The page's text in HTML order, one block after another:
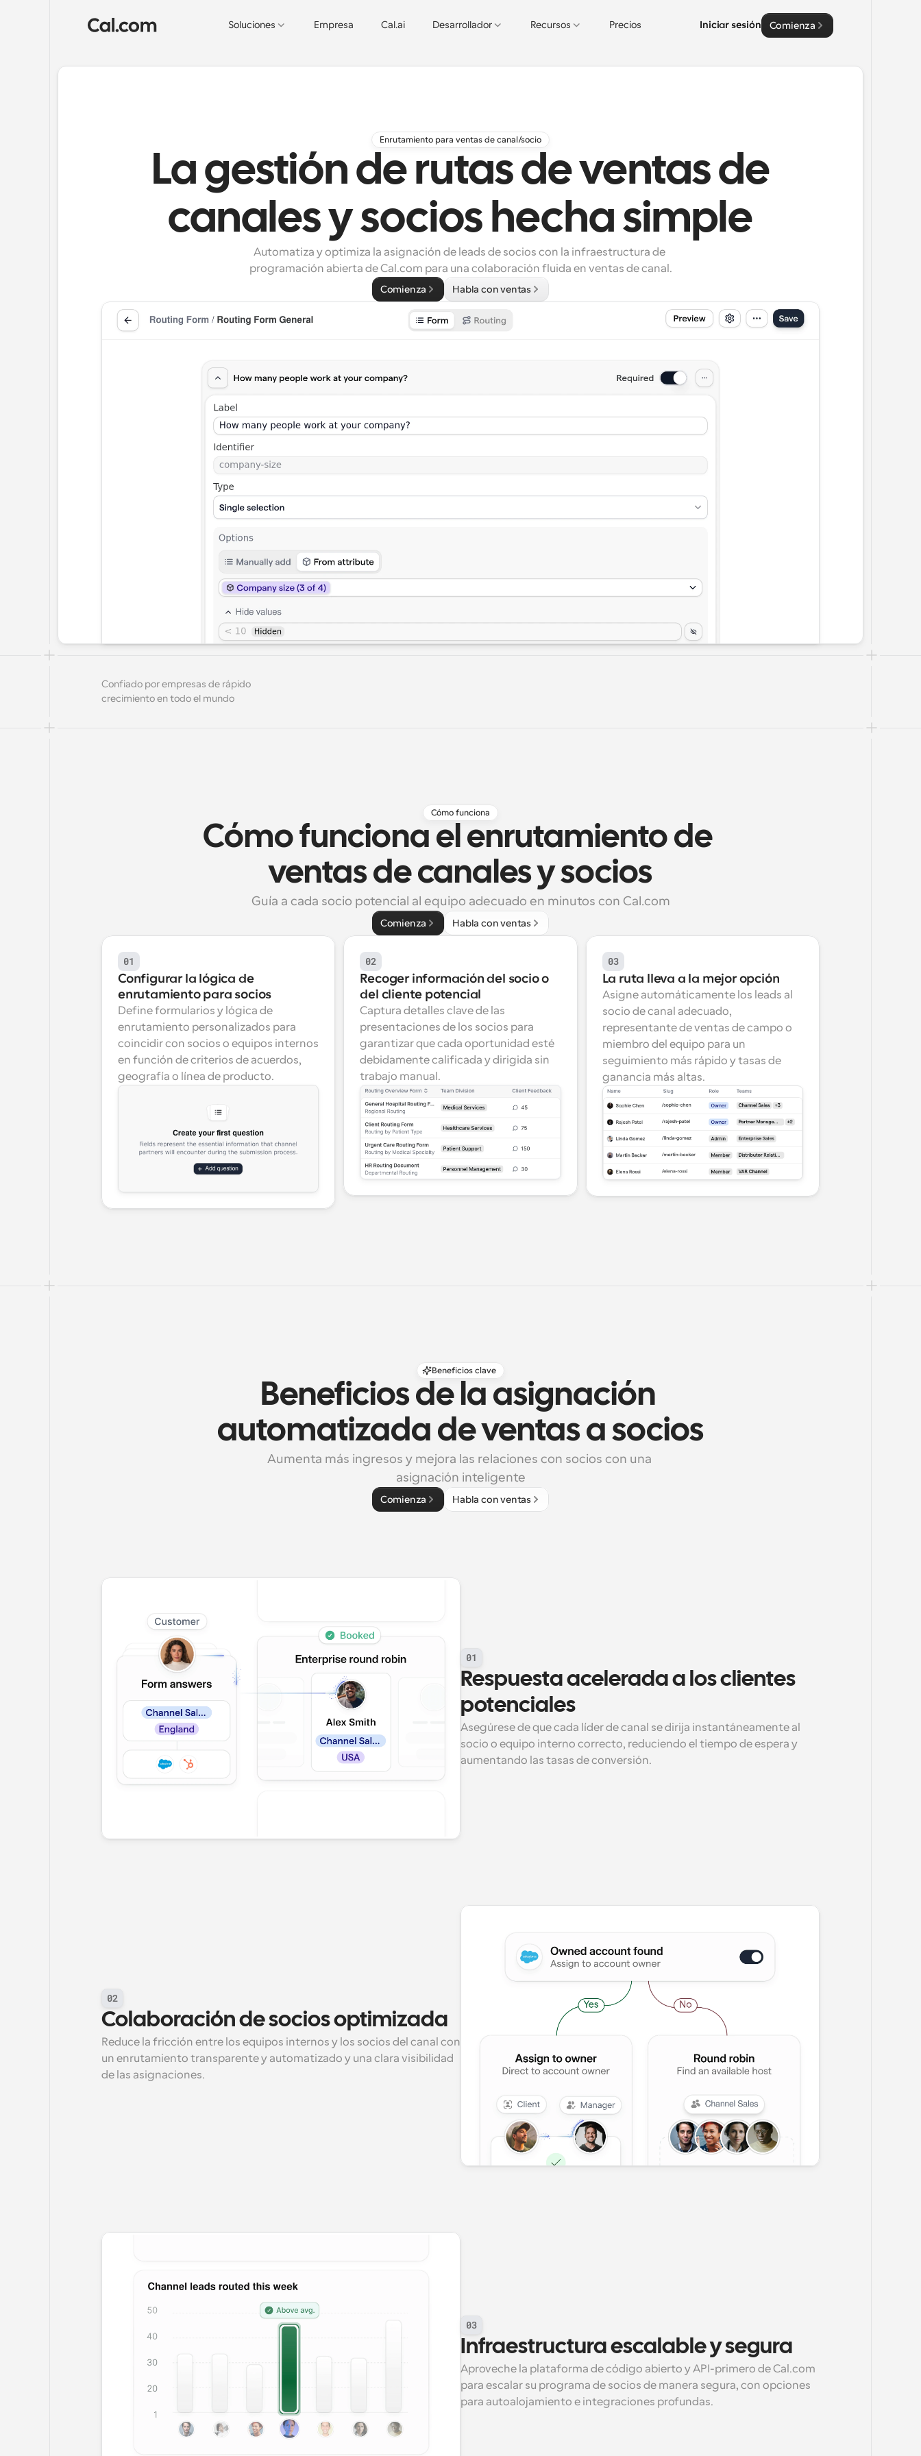
Soluciones Empresa Cal.ai Desarrollador Recursos Precios Iniciar sesión Comienza
Enrutamiento para ventas de canal/socio
La gestión de rutas de ventas de
canales y socios hecha simple
Automatiza y optimiza la asignación de leads de socios con la infraestructura de
programación abierta de Cal.com para una colaboración fluida en ventas de canal.
Comienza Habla con ventas
Confiado por empresas de rápido
crecimiento en todo el mundo
Cómo funciona
Cómo funciona el enrutamiento de
ventas de canales y socios
Guía a cada socio potencial al equipo adecuado en minutos con Cal.com
Comienza Habla con ventas
01
Configurar la lógica de
enrutamiento para socios
Define formularios y lógica de
enrutamiento personalizados para
coincidir con socios o equipos internos
en función de criterios de acuerdos,
geografía o línea de producto.
02
Recoger información del socio o
del cliente potencial
Captura detalles clave de las
presentaciones de los socios para
garantizar que cada oportunidad esté
debidamente calificada y dirigida sin
trabajo manual.
03
La ruta lleva a la mejor opción
Asigne automáticamente los leads al
socio de canal adecuado,
representante de ventas de campo o
miembro del equipo para un
seguimiento más rápido y tasas de
ganancia más altas.
Beneficios clave
Beneficios de la asignación
automatizada de ventas a socios
Aumenta más ingresos y mejora las relaciones con socios con una
asignación inteligente
Comienza Habla con ventas
01
Respuesta acelerada a los clientes
potenciales
Asegúrese de que cada líder de canal se dirija instantáneamente al
socio o equipo interno correcto, reduciendo el tiempo de espera y
aumentando las tasas de conversión.
02
Colaboración de socios optimizada
Reduce la fricción entre los equipos internos y los socios del canal con
un enrutamiento transparente y automatizado y una clara visibilidad
de las asignaciones.
03
Infraestructura escalable y segura
Aproveche la plataforma de código abierto y API-primero de Cal.com
para escalar su programa de socios de manera segura, con opciones
para autoalojamiento e integraciones profundas.